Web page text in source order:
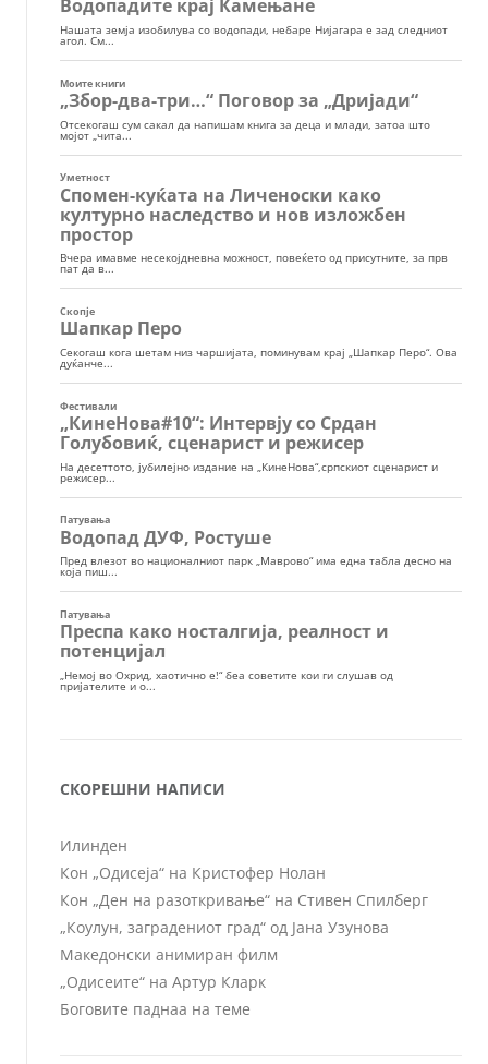
СКОРЕШНИ НАПИСИ
Илинден
Кон „Одисеја“ на Кристофер Нолан
Кон „Ден на разоткривање“ на Стивен Спилберг
„Коулун, заградениот град“ од Јана Узунова
Македонски анимиран филм
„Одисеите“ на Артур Кларк
Боговите паднаа на теме